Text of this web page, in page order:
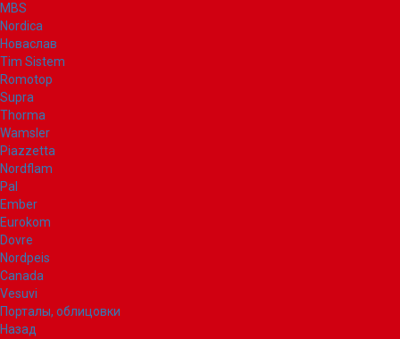
MBS
Nordica
Новаслав
Tim Sistem
Romotop
Supra
Thorma
Wamsler
Piazzetta
Nordflam
Pal
Ember
Eurokom
Dovre
Nordpeis
Canada
Vesuvi
Порталы, облицовки
Назад